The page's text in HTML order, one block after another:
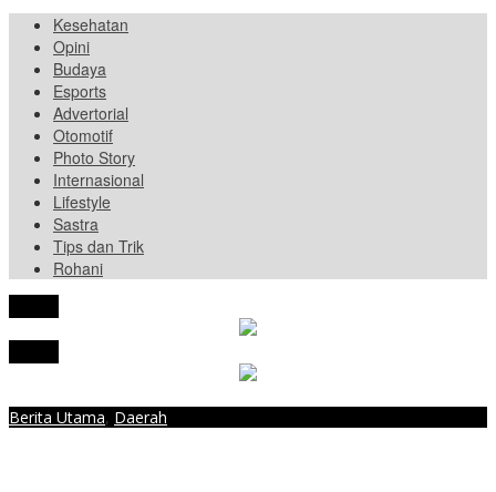
Kesehatan
Opini
Budaya
Esports
Advertorial
Otomotif
Photo Story
Internasional
Lifestyle
Sastra
Tips dan Trik
Rohani
Berita Utama, Daerah